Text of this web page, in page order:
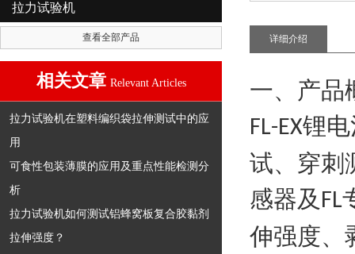
拉力试验机
查看全部产品
相关文章 Relevant Articles
拉力试验机在塑料编织袋拉伸测试中的应
用
可食性包装薄膜的应用及重点性能检测分
析
拉力试验机如何测试铝蜂窝板复合胶黏剂
拉伸强度？
详细介绍
一、产品
FL-EX锂
试、穿刺
感器及 FL
伸强度、